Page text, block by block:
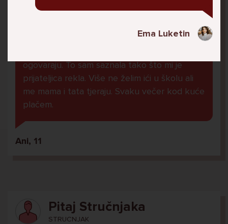
U školi me ogovara nekoliko prijatelja ne
ogovaraju. To sam saznala tako što mi je
prijateljica rekla. Više ne želim ići u školu ali
me mama i tata tjeraju. Svaku večer kod kuće
plačem.
Ani, 11
Pitaj Stručnjaka
STRUCNJAK
Ema Luketin